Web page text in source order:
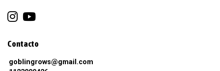
Contacto
goblingrows@gmail.com